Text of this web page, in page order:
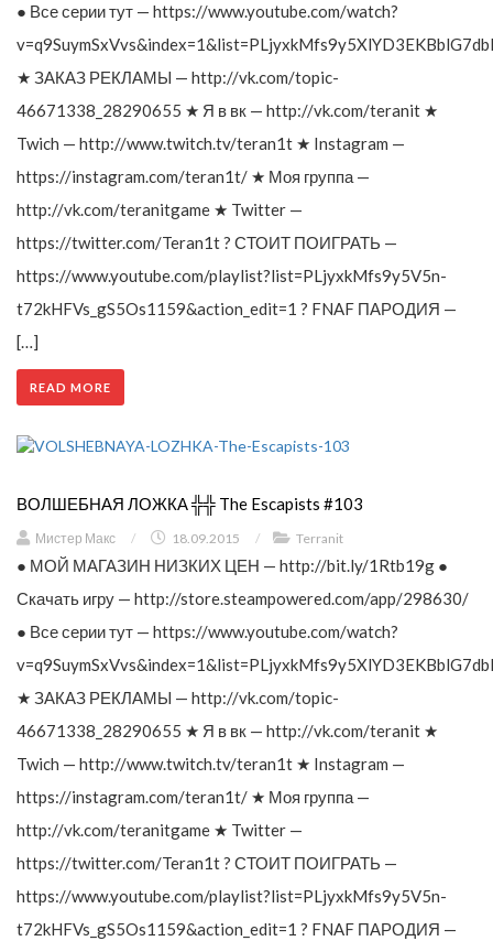
● Все серии тут — https://www.youtube.com/watch?
★ ЗАКАЗ РЕКЛАМЫ — http://vk.com/topic-
46671338_28290655 ★ Я в вк — http://vk.com/teranit ★
Twich — http://www.twitch.tv/teran1t ★ Instagram —
https://instagram.com/teran1t/ ★ Моя группа —
http://vk.com/teranitgame ★ Twitter —
https://twitter.com/Teran1t ? СТОИТ ПОИГРАТЬ —
https://www.youtube.com/playlist?list=PLjyxkMfs9y5V5n-
t72kHFVs_gS5Os1159&action_edit=1 ? FNAF ПАРОДИЯ —
[…]
READ MORE
ВОЛШЕБНАЯ ЛОЖКА ╬╬ The Escapists #103
Мистер Макс / 18.09.2015 / Terranit
● МОЙ МАГАЗИН НИЗКИХ ЦЕН — http://bit.ly/1Rtb19g ●
Скачать игру — http://store.steampowered.com/app/298630/
● Все серии тут — https://www.youtube.com/watch?
★ ЗАКАЗ РЕКЛАМЫ — http://vk.com/topic-
46671338_28290655 ★ Я в вк — http://vk.com/teranit ★
Twich — http://www.twitch.tv/teran1t ★ Instagram —
https://instagram.com/teran1t/ ★ Моя группа —
http://vk.com/teranitgame ★ Twitter —
https://twitter.com/Teran1t ? СТОИТ ПОИГРАТЬ —
https://www.youtube.com/playlist?list=PLjyxkMfs9y5V5n-
t72kHFVs_gS5Os1159&action_edit=1 ? FNAF ПАРОДИЯ —